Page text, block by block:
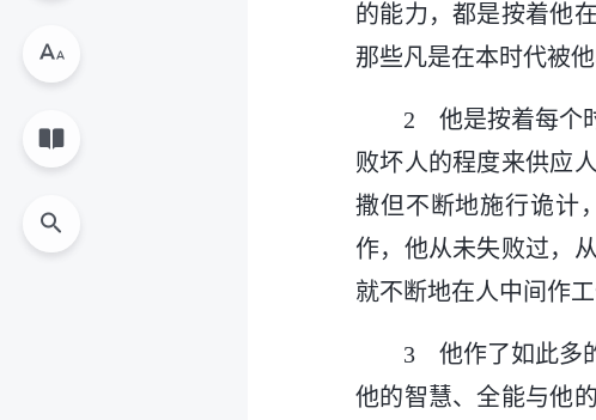
的能力，都是按着他
那些凡是在本时代被
2 他是按着每个
败坏人的程度来供应
撒但不断地施行诡计
作，他从未失败过，
就不断地在人中间作
3 他作了如此多
他的智慧、全能与他